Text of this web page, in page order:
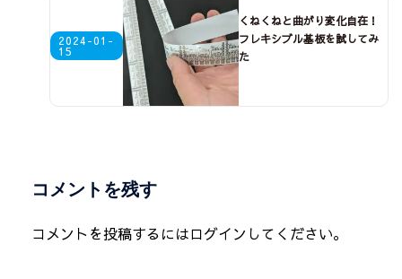
2024-01-
15
くねくねと曲がり変化自在！
フレキシブル基板を試してみ
た
コメントを残す
コメントを投稿するにはログイン してください。